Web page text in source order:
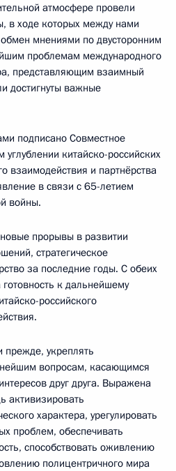
атмосфере провели
в ходе которых между нами
мнениями по двусторонним
проблемам международного
представляющим взаимный
достигнуты важные
подписано Совместное
китайско-российских
взаимодействия и партнёрства
в связи с 65-летием
войны.
прорывы в развитии
стратегическое
за последние годы. С обеих
к дальнейшему
российского
прежде, укреплять
вопросам, касающимся
друг друга. Выражена
активизировать
характера, урегулировать
проблем, обеспечивать
способствовать оживлению
полицентричного мира